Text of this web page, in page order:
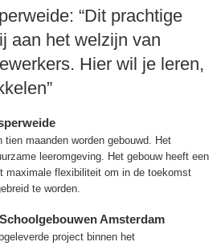
“Dit prachtige
aan het welzijn van
Hier wil je leren,
tien maanden worden gebouwd. Het
leeromgeving. Het gebouw heeft een
maximale flexibiliteit om in de toekomst
te worden.
Amsterdam
project binnen het